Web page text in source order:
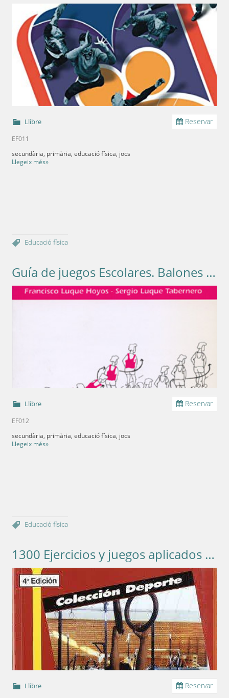
Reservar
Llibre
EF011
secundària, primària, educació física, jocs
Llegeix més»
Educació física
Guía de juegos Escolares. Balones y pelotas
Reservar
Llibre
EF012
secundària, primària, educació física, jocs
Llegeix més»
Educació física
1300 Ejercicios y juegos aplicados a las actividades gimnásticas
Reservar
Llibre